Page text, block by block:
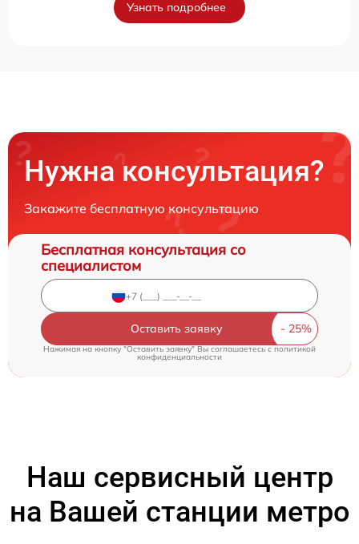
Узнать подробнее
Нужна консультация?
Закажите бесплатную консультацию
Бесплатная консультация со
специалистом
Оставить заявку
Нажимая на кнопку "Оставить заявку" Вы соглашаетесь cполитикой
конфиденциальности
Наш сервисный центр
на Вашей станции метро